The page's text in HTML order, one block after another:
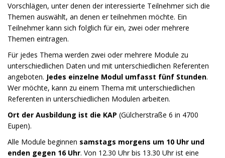
Vorschlägen, unter denen der interessierte Teilnehmer sich die
Themen auswählt, an denen er teilnehmen möchte. Ein
Teilnehmer kann sich folglich für ein, zwei oder mehrere
Themen eintragen.
Für jedes Thema werden zwei oder mehrere Module zu
unterschiedlichen Daten und mit unterschiedlichen Referenten
angeboten. Jedes einzelne Modul umfasst fünf Stunden.
Wer möchte, kann zu einem Thema mit unterschiedlichen
Referenten in unterschiedlichen Modulen arbeiten.
Ort der Ausbildung ist die KAP (Gülcherstraße 6 in 4700
Eupen).
Alle Module beginnen samstags morgens um 10 Uhr und
enden gegen 16 Uhr. Von 12.30 Uhr bis 13.30 Uhr ist eine